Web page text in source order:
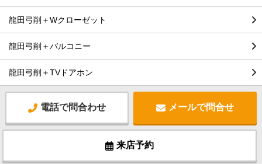
龍田弓削＋Wクローゼット
龍田弓削＋バルコニー
龍田弓削＋TVドアホン
電話で問合わせ メールで問合せ
来店予約